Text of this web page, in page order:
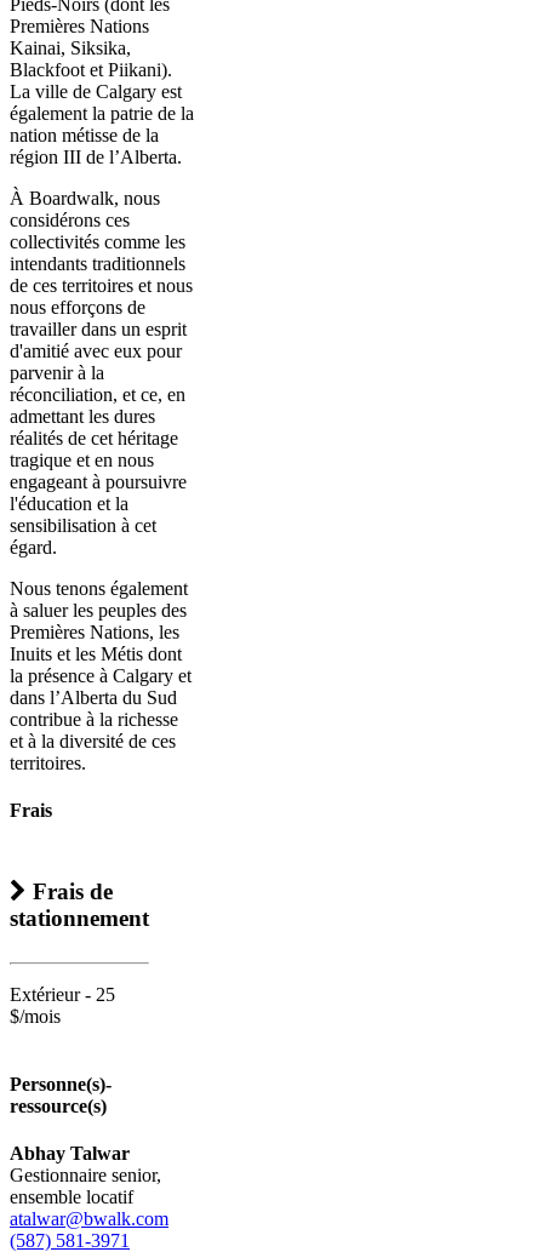
Premières Nations
Kainai, Siksika,
Blackfoot et Piikani).
La ville de Calgary est
également la patrie de la
nation métisse de la
région III de l’Alberta.
À Boardwalk, nous
considérons ces
collectivités comme les
intendants traditionnels
de ces territoires et nous
nous efforçons de
travailler dans un esprit
d'amitié avec eux pour
parvenir à la
réconciliation, et ce, en
admettant les dures
réalités de cet héritage
tragique et en nous
engageant à poursuivre
l'éducation et la
sensibilisation à cet
égard.
Nous tenons également
à saluer les peuples des
Premières Nations, les
Inuits et les Métis dont
la présence à Calgary et
dans l’Alberta du Sud
contribue à la richesse
et à la diversité de ces
territoires.
Frais
Frais de
stationnement
Extérieur - 25
$/mois
Personne(s)-
ressource(s)
Abhay Talwar
Gestionnaire senior,
ensemble locatif
atalwar@bwalk.com
(587) 581-3971